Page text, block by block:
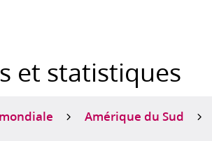
et statistiques
Amérique du Sud